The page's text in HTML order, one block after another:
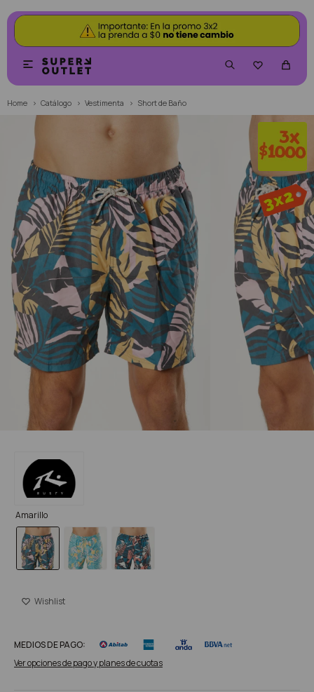


Home Catálogo Vestimenta Short de Baño
Amarillo
MEDIOS DE PAGO:
Ver opciones de pago y planes de cuotas